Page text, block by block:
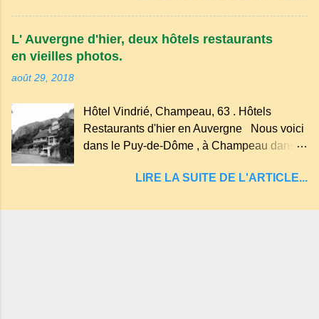
arboré.
Tazenat ou Tazanat, il est le premier et le
plus au nord de la Chaîne des Puys qui en
compte près de soixante. En Auvergne
"sans fond" et en forme d'entonnoir
entraînant vers les entrailles de la terre, les
malheureux qui s'approchaient trop de
L' Auvergne d'hier, deux hôtels restaurants
en vieilles photos.
août 29, 2018
Hôtel Vindrié, Champeau, 63 . Hôtels
Restaurants d'hier en Auvergne Nous voici
dans le Puy-de-Dôme , à Champeau dans
Servant . L'Hôtel-Restaurant Vindrié était
son jambon de pays et son poulet cocotte,
LIRE LA SUITE DE L'ARTICLE...